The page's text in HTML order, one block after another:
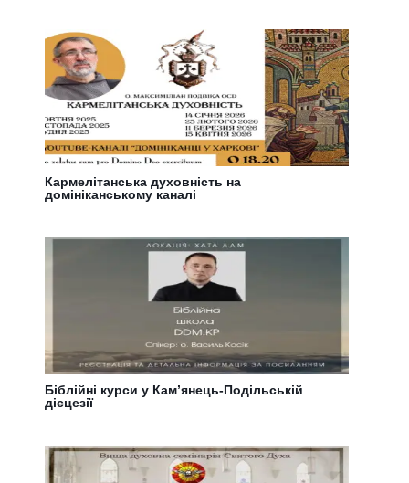
Кармелітанська духовність на
домініканському каналі
Біблійні курси у Кам’янець-Подільській
дієцезії